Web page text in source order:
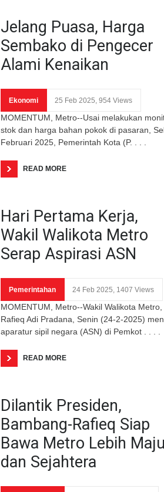
Jelang Puasa, Harga
Sembako di Pengecer
Alami Kenaikan
Ekonomi 25 Feb 2025, 954 Views
MOMENTUM, Metro--Usai melakukan
stok dan harga bahan pokok di pasaran,
Februari 2025, Pemerintah Kota (P. . . .
READ MORE
Hari Pertama Kerja,
Wakil Walikota Metro
Serap Aspirasi ASN
Pemerintahan 24 Feb 2025, 1407 Views
MOMENTUM, Metro--Wakil Walikota Metro,
Rafieq Adi Pradana, Senin (24-2-2025)
aparatur sipil negara (ASN) di Pemkot . . . .
READ MORE
Dilantik Presiden,
Bambang-Rafieq Siap
Bawa Metro Lebih Maju
dan Sejahtera